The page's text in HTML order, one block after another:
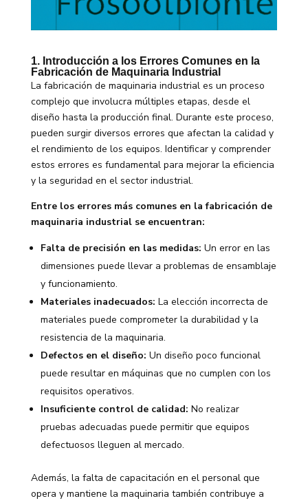
1. Introducción a los Errores Comunes en la
Fabricación de Maquinaria Industrial
La fabricación de maquinaria industrial es un proceso
complejo que involucra múltiples etapas, desde el
diseño hasta la producción final. Durante este proceso,
pueden surgir diversos errores que afectan la calidad y
el rendimiento de los equipos. Identificar y comprender
estos errores es fundamental para mejorar la eficiencia
y la seguridad en el sector industrial.
Entre los errores más comunes en la fabricación de
maquinaria industrial se encuentran:
Falta de precisión en las medidas: Un error en las
dimensiones puede llevar a problemas de ensamblaje
y funcionamiento.
Materiales inadecuados: La elección incorrecta de
materiales puede comprometer la durabilidad y la
resistencia de la maquinaria.
Defectos en el diseño: Un diseño poco funcional
puede resultar en máquinas que no cumplen con los
requisitos operativos.
Insuficiente control de calidad: No realizar
pruebas adecuadas puede permitir que equipos
defectuosos lleguen al mercado.
Además, la falta de capacitación en el personal que
opera y mantiene la maquinaria también contribuye a